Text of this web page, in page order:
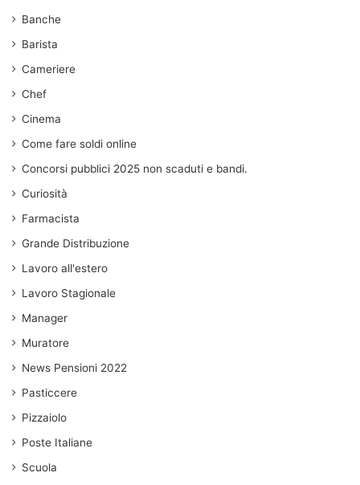
Banche
Barista
Cameriere
Chef
Cinema
Come fare soldi online
Concorsi pubblici 2025 non scaduti e bandi.
Curiosità
Farmacista
Grande Distribuzione
Lavoro all'estero
Lavoro Stagionale
Manager
Muratore
News Pensioni 2022
Pasticcere
Pizzaiolo
Poste Italiane
Scuola